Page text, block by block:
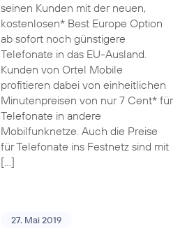
seinen Kunden mit der neuen,
kostenlosen* Best Europe Option
ab sofort noch günstigere
Telefonate in das EU-Ausland.
Kunden von Ortel Mobile
profitieren dabei von einheitlichen
Minutenpreisen von nur 7 Cent* für
Telefonate in andere
Mobilfunknetze. Auch die Preise
für Telefonate ins Festnetz sind mit
[…]
27. Mai 2019